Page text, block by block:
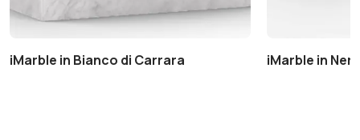
iMarble in Bianco di Carrara iMarble in